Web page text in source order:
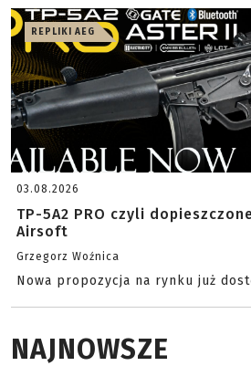
REPLIKI AEG
03.08.2026
TP-5A2 PRO czyli
Airsoft
Grzegorz Woźnica
Nowa propozycja na rynku już
NAJNOWSZE